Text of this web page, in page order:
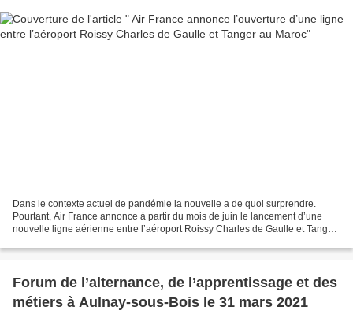
Dans le contexte actuel de pandémie la nouvelle a de quoi surprendre.
Pourtant, Air France annonce à partir du mois de juin le lancement d’une
nouvelle ligne aérienne entre l’aéroport Roissy Charles de Gaulle et Tanger
Forum de l’alternance, de l’apprentissage et des
métiers à Aulnay-sous-Bois le 31 mars 2021